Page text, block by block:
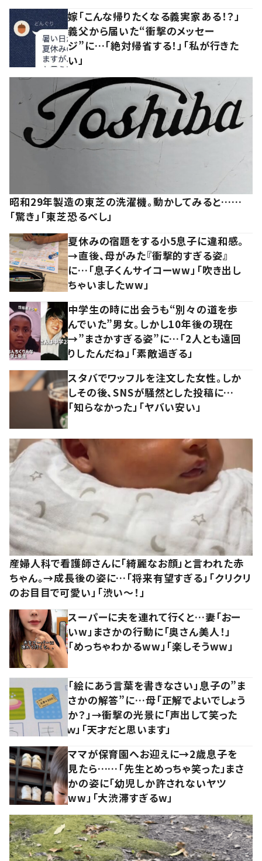
嫁「こんな帰りたくなる義実家ある！？」
義父から届いた“衝撃のメッセー
ジ”に…「絶対帰省する！」「私が行きた
い」
昭和29年製造の東芝の洗濯機。動かしてみると……
「驚き」「東芝恐るべし」
夏休みの宿題をする小5息子に違和感。
→直後、母がみた『衝撃的すぎる姿』
に…「息子くんサイコーww」「吹き出し
ちゃいましたww」
中学生の時に出会うも“別々の道を歩
んでいた”男女。しかし10年後の現在
→”まさかすぎる姿”に…「2人とも遠回
りしたんだね」「素敵過ぎる」
スタバでワッフルを注文した女性。しか
しその後、SNSが騒然とした投稿に…
「知らなかった」「ヤバい安い」
産婦人科で看護師さんに「綺麗なお顔」と言われた赤
ちゃん。→成長後の姿に…「将来有望すぎる」「クリクリ
のお目目で可愛い」「渋い～！」
スーパーに夫を連れて行くと…妻「おー
いw」まさかの行動に「奥さん美人！」
「めっちゃわかるww」「楽しそうww」
「絵にあう言葉を書きなさい」息子の”ま
さかの解答”に…母「正解でよいでしょう
か？」→衝撃の光景に「声出して笑った
ｗ」「天才だと思います」
ママが保育園へお迎えに→2歳息子を
見たら……「先生とめっちゃ笑った」まさ
かの姿に「幼児しか許されないヤツ
ww」「大渋滞すぎるw」